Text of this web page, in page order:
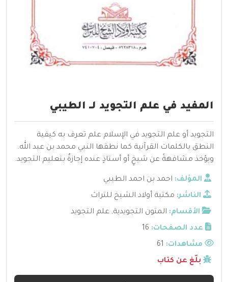
المفيد في علم التجويد لــ الطيبي
التجويد أو علم التجويد في الإسلام علم تعرف به كيفية
النطق بالكلمات القرآنية كما نطقها النبي محمد بن عبد الله.
ويؤخذ مشافهةً عن شيخٍ أو أستاذٍ عنده إجازةٌ بتعليم التجويد.
المؤلف: احمد بن احمد الطيبي
الناشر: مكتبة أولاد الشيخ للتراث
الأقسام: المتون التجويدية, علم التجويد
عدد الصفحات: 16
مشاهدات:
بلّغ عن كتاب